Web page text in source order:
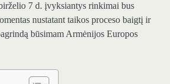
7 d. įvyksiantys rinkimai bus
nustatant taikos proceso baigtį ir
būsimam Armėnijos Europos